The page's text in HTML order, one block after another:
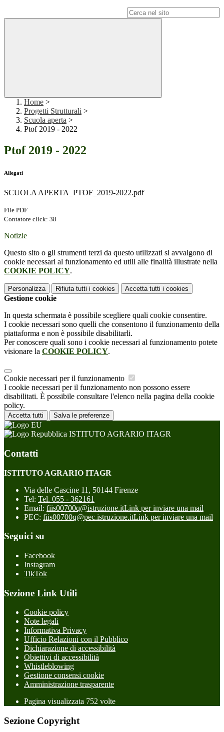
Home >
Progetti Strutturali >
Scuola aperta >
Ptof 2019 - 2022
Ptof 2019 - 2022
Allegati
SCUOLA APERTA_PTOF_2019-2022.pdf
File PDF
Contatore click: 38
Notizie
Questo sito o gli strumenti terzi da questo utilizzati si avvalgono di
cookie necessari al funzionamento ed utili alle finalità illustrate nella
COOKIE POLICY.
Personalizza Rifiuta tutti i cookies Accetta tutti i cookies
Gestione cookie
In questa schermata è possibile scegliere quali cookie consentire.
I cookie necessari sono quelli che consentono il funzionamento della
piattaforma e non è possibile disabilitarli.
Per conoscere quali sono i cookie necessari al funzionamento potete
visionare la COOKIE POLICY.
Cookie necessari per il funzionamento
I cookie necessari per il funzionamento non possono essere
disabilitati. È possibile consultare l'elenco nella pagina della cookie
policy.
Accetta tutti Salva le preferenze
ISTITUTO AGRARIO ITAGR
Contatti
ISTITUTO AGRARIO ITAGR
Via delle Cascine 11, 50144 Firenze
Tel: Tel. 055 - 362161
Email: fiis00700q@istruzione.itLink per inviare una mail
PEC: fiis00700q@pec.istruzione.itLink per inviare una mail
Seguici su
Facebook
Instagram
TikTok
Sezione Link Utili
Cookie policy
Note legali
Informativa Privacy
Ufficio Relazioni con il Pubblico
Dichiarazione di accessibilità
Obiettivi di accessibilità
Whistleblowing
Gestione consensi cookie
Amministrazione trasparente
Pagina visualizzata 752 volte
Sezione Copyright